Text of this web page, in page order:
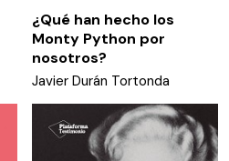
¿Qué han hecho los
Monty Python por
nosotros?
Javier Durán Tortonda